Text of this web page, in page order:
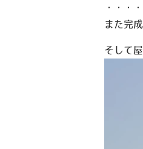
・・・
また完
そして